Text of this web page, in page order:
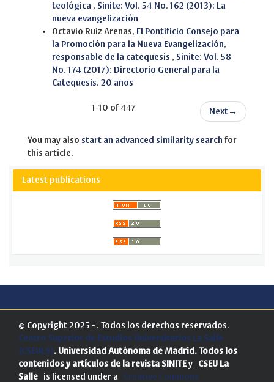
teológica , Sinite: Vol. 54 No. 162 (2013): La
nueva evangelización
Octavio Ruiz Arenas, El Pontificio Consejo para
la Promoción para la Nueva Evangelización,
responsable de la catequesis , Sinite: Vol. 58
No. 174 (2017): Directorio General para la
Catequesis. 20 años
1-10 of 447 Next →
You may also start an advanced similarity search for
this article.
Latest publications
© Copyright 2025 - . Todos los derechos reservados.
Centro Superior de Estudios Universitarios La Salle
(CSEULS). Universidad Autónoma de Madrid. Todos los
contenidos y artículos de la revista SINITEy CSEU La
Salle is licensed under a Creative Commons